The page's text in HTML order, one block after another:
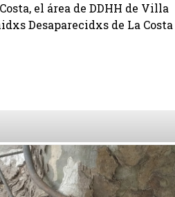
el área de DDHH de Villa
Desaparecidxs de La Costa